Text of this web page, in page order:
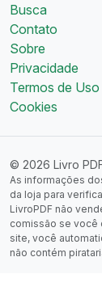
Busca
Contato
Sobre
Privacidade
Termos de Uso
Cookies
© 2026 Livro
As informações
da loja para
LivroPDF não
comissão se você
site, você
não contém